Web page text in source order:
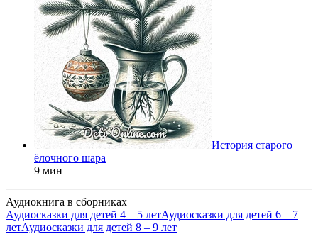
История старого
ёлочного шара
9 мин
Аудиокнига в сборниках
Аудиосказки для детей 4 – 5 летАудиосказки для детей 6 – 7
летАудиосказки для детей 8 – 9 лет